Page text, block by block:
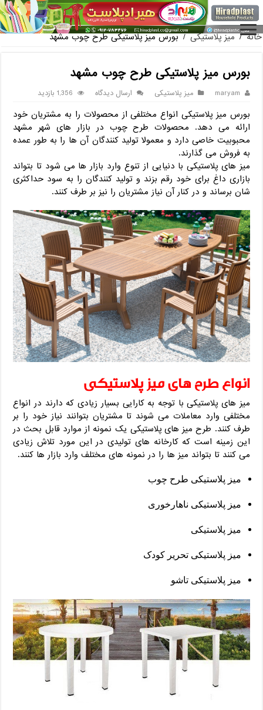
فروش گلدان پلاستیکی گلخانه به
خانه / میز پلاستیکی / بورس میز پلاستیکی طرح چوب مشهد
بورس میز پلاستیکی طرح چوب مشهد
maryam میز پلاستیکی ارسال دیدگاه 1,356 بازدید
بورس میز پلاستیکی انواع مختلفی از محصولات را به مشتریان خود
ارائه می دهد. محصولات طرح چوب در بازار های شهر مشهد
محبوبیت خاصی دارد و معمولا تولید کنندگان آن ها را به طور عمده
به فروش می گذارند.
میز های پلاستیکی با دنیایی از تنوع وارد بازار ها می شود تا بتواند
بازاری داغ برای خود رقم بزند و تولید کنندگان را به سود حداکثری
شان برساند و در کنار آن نیاز مشتریان را نیز بر طرف کنند.
انواع طرح های میز پلاستیکی
میز های پلاستیکی با توجه به کارایی بسیار زیادی که دارند در انواع
مختلفی وارد معاملات می شوند تا مشتریان بتوانند نیاز خود را بر
طرف کنند. طرح میز های پلاستیکی یک نمونه از موارد قابل بحث در
این زمینه است که کارخانه های تولیدی در این مورد تلاش زیادی
می کنند تا بتواند میز ها را در نمونه های مختلف وارد بازار ها کنند.
میز پلاستیکی طرح چوب
میز پلاستیکی ناهارخوری
میز پلاستیکی
میز پلاستیکی تحریر کودک
میز پلاستیکی تاشو